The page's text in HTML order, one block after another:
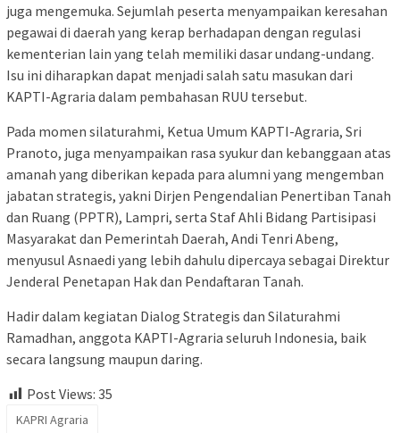
juga mengemuka. Sejumlah peserta menyampaikan keresahan
pegawai di daerah yang kerap berhadapan dengan regulasi
kementerian lain yang telah memiliki dasar undang-undang.
Isu ini diharapkan dapat menjadi salah satu masukan dari
KAPTI-Agraria dalam pembahasan RUU tersebut.
Pada momen silaturahmi, Ketua Umum KAPTI-Agraria, Sri
Pranoto, juga menyampaikan rasa syukur dan kebanggaan atas
amanah yang diberikan kepada para alumni yang mengemban
jabatan strategis, yakni Dirjen Pengendalian Penertiban Tanah
dan Ruang (PPTR), Lampri, serta Staf Ahli Bidang Partisipasi
Masyarakat dan Pemerintah Daerah, Andi Tenri Abeng,
menyusul Asnaedi yang lebih dahulu dipercaya sebagai Direktur
Jenderal Penetapan Hak dan Pendaftaran Tanah.
Hadir dalam kegiatan Dialog Strategis dan Silaturahmi
Ramadhan, anggota KAPTI-Agraria seluruh Indonesia, baik
secara langsung maupun daring.
Post Views: 35
KAPRI Agraria